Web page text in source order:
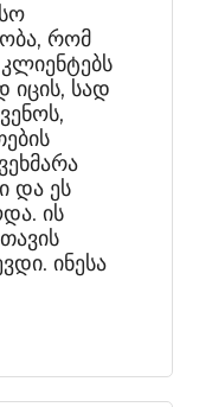
რომ
იცის, სად
და ეს
ის
ინესა